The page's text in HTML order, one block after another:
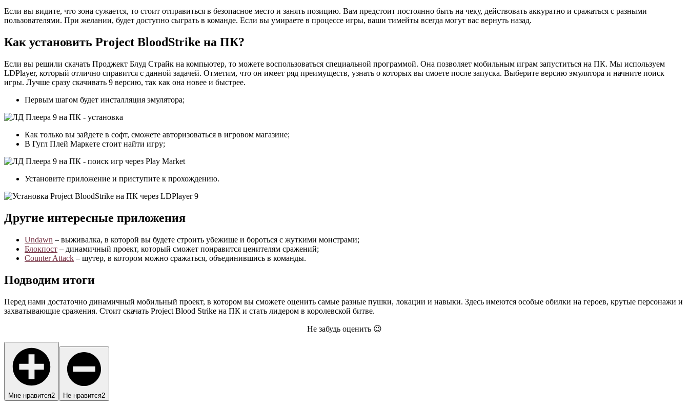
Если вы видите, что зона сужается, то стоит отправиться в безопасное место и занять позицию. Вам предстоит постоянно быть на чеку, действовать аккуратно и сражаться с разными
пользователями. При желании, будет доступно сыграть в команде. Если вы умираете в процессе игры, ваши тимейты всегда могут вас вернуть назад.
Как установить Project BloodStrike на ПК?
Если вы решили скачать Проджект Блуд Страйк на компьютер, то можете воспользоваться специальной программой. Она позволяет мобильным играм запуститься на ПК. Мы используем
LDPlayer, который отлично справится с данной задачей. Отметим, что он имеет ряд преимуществ, узнать о которых вы смоете после запуска. Выберите версию эмулятора и начните поиск
игры. Лучше сразу скачивать 9 версию, так как она новее и быстрее.
Первым шагом будет инсталляция эмулятора;
Как только вы зайдете в софт, сможете авторизоваться в игровом магазине;
В Гугл Плей Маркете стоит найти игру;
Установите приложение и приступите к прохождению.
Другие интересные приложения
Undawn – выживалка, в которой вы будете строить убежище и бороться с жуткими монстрами;
Блокпост – динамичный проект, который сможет понравится ценителям сражений;
Counter Attack – шутер, в котором можно сражаться, объединившись в команды.
Подводим итоги
Перед нами достаточно динамичный мобильный проект, в котором вы сможете оценить самые разные пушки, локации и навыки. Здесь имеются особые обилки на героев, крутые персонажи и
захватывающие сражения. Стоит скачать Project Blood Strike на ПК и стать лидером в королевской битве.
Не забудь оценить 😉
Мне нравится2 Не нравится2